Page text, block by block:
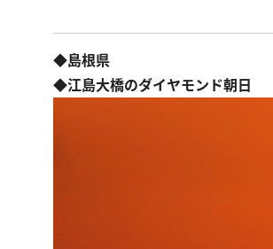
◆島根県
◆江島大橋のダイヤモンド朝日